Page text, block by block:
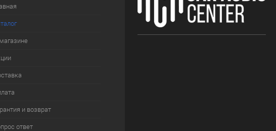
и возврат
ответ